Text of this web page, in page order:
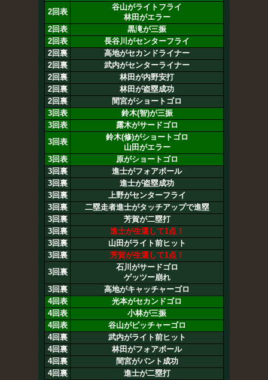
2回表
谷山がライトフライ
林田がエラー
2回表
黒滝が三振
2回表
長谷川がセンターフライ
2回裏
高地がセカンドライナー
2回裏
武内がセンターライナー
2回裏
林田が内野安打
2回裏
林田が盗塁成功
2回裏
間宮がショートゴロ
3回表
鈴木(智)が三振
3回表
露木がサードゴロ
3回表
鈴木(修)がショートゴロ
山田がエラー
3回表
原がショートゴロ
3回裏
進士がフォアボール
3回裏
進士が盗塁成功
3回裏
上野がセンターフライ
3回裏
二塁走者進士がタッチアップで進塁
3回裏
芳賀が二塁打
3回裏
進士が生還して1点！
3回裏
山田がライト前ヒット
3回裏
芳賀が生還して1点！
3回裏
石川がサードゴロ
ゲッツー崩れ
3回裏
高地がキャッチャーゴロ
4回表
光本がセカンドゴロ
4回表
小林が三振
4回表
谷山がピッチャーゴロ
4回裏
武内がライト前ヒット
4回裏
林田がフォアボール
4回裏
間宮がバント成功
4回裏
進士が二塁打